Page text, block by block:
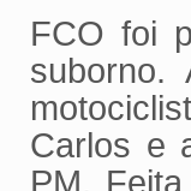
FCO foi
Carlos e
PM.